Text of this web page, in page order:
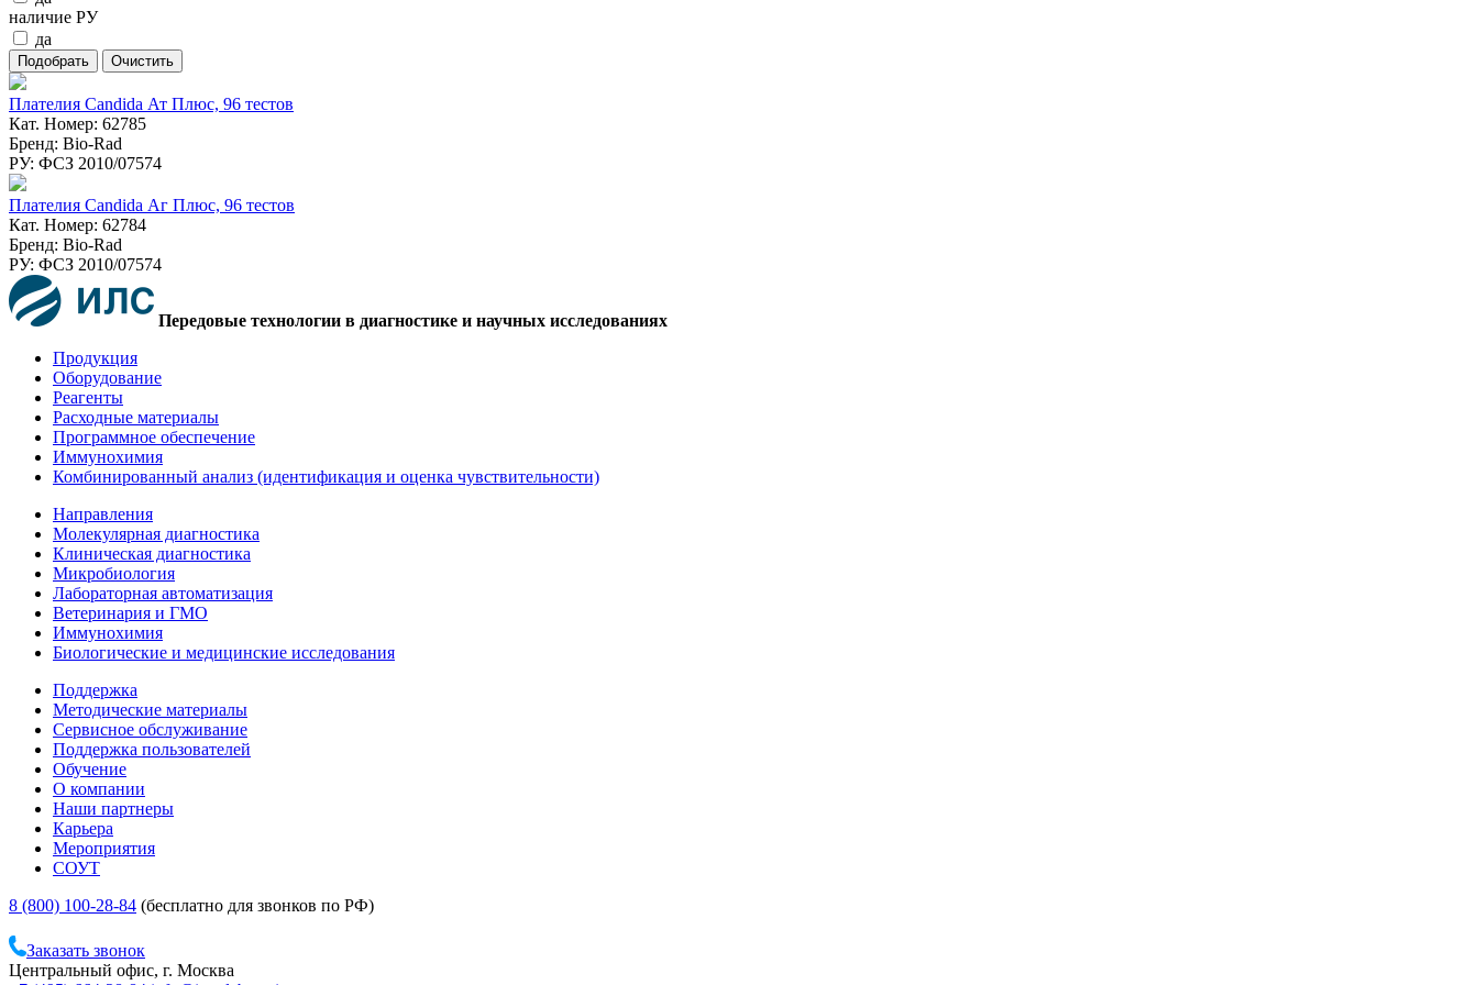
наличие РУ
да
Плателия Candida Ат Плюс, 96 тестов
Кат. Номер: 62785
Бренд: Bio-Rad
РУ: ФСЗ 2010/07574
Плателия Candida Аг Плюс, 96 тестов
Кат. Номер: 62784
Бренд: Bio-Rad
РУ: ФСЗ 2010/07574
Передовые технологии в диагностике и научных исследованиях
Продукция
Оборудование
Реагенты
Расходные материалы
Программное обеспечение
Иммунохимия
Комбинированный анализ (идентификация и оценка чувствительности)
Направления
Молекулярная диагностика
Клиническая диагностика
Микробиология
Лабораторная автоматизация
Ветеринария и ГМО
Иммунохимия
Биологические и медицинские исследования
Поддержка
Методические материалы
Сервисное обслуживание
Поддержка пользователей
Обучение
О компании
Наши партнеры
Карьера
Мероприятия
СОУТ
8 (800) 100-28-84 (бесплатно для звонков по РФ)
Заказать звонок
Центральный офис, г. Москва